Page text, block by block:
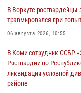
В Воркуте
травмировался при
06 августа 2026, 10:55
В Коми сотрудник СОБР
Росгвардии по
ликвидации условной
районе